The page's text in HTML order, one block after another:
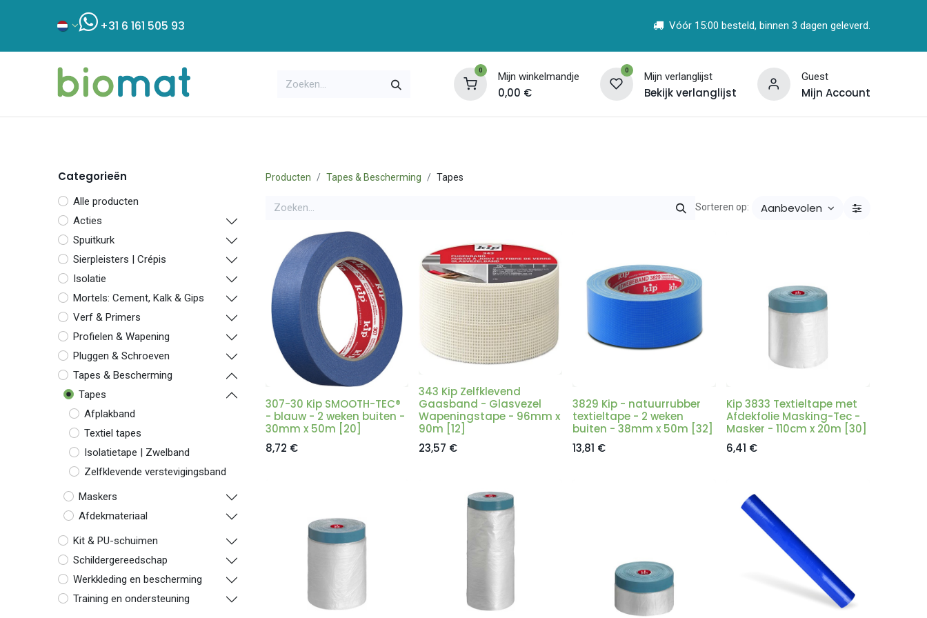
+31 6 161 505 93 Vóór 15:00 besteld, binnen 3 dagen geleverd.
0 Mijn winkelmandje
0,00 €
0 Mijn verlanglijst
Bekijk verlanglijst
Guest
Mijn Account
Categorieën
Alle producten
Acties
Spuitkurk
Sierpleisters | Crépis
Isolatie
Mortels: Cement, Kalk & Gips
Verf & Primers
Profielen & Wapening
Pluggen & Schroeven
Tapes & Bescherming
Tapes
Afplakband
Textiel tapes
Isolatietape | Zwelband
Zelfklevende verstevigingsband
Maskers
Afdekmateriaal
Kit & PU-schuimen
Schildergereedschap
Werkkleding en bescherming
Training en ondersteuning
Producten Tapes & Bescherming Tapes
Sorteren op: Aanbevolen
307-30 Kip SMOOTH-TEC®
- blauw - 2 weken buiten -
30mm x 50m [20]
8,72 €
343 Kip Zelfklevend
Gaasband - Glasvezel
Wapeningstape - 96mm x
90m [12]
23,57 €
3829 Kip - natuurrubber
textieltape - 2 weken
buiten - 38mm x 50m [32]
13,81 €
Kip 3833 Textieltape met
Afdekfolie Masking-Tec -
Masker - 110cm x 20m [30]
6,41 €